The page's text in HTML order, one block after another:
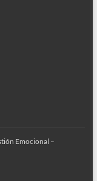
Emocional –